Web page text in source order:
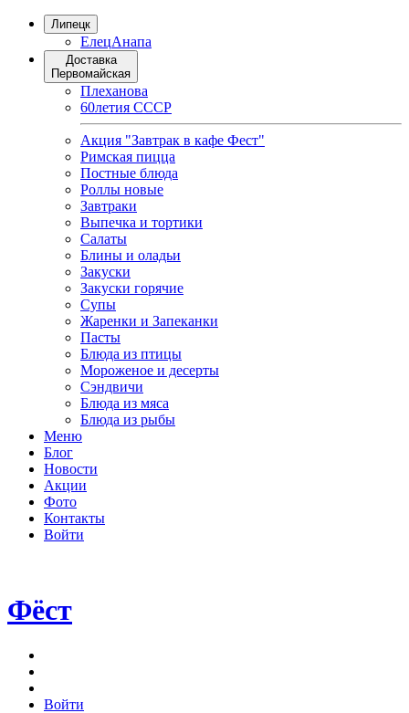
Липецк
ЕлецАнапа
Доставка
Первомайская
Плеханова
60летия СССР
Акция "Завтрак в кафе Фест"
Римская пицца
Постные блюда
Роллы новые
Завтраки
Выпечка и тортики
Салаты
Блины и оладьи
Закуски
Закуски горячие
Супы
Жаренки и Запеканки
Пасты
Блюда из птицы
Мороженое и десерты
Сэндвичи
Блюда из мяса
Блюда из рыбы
Меню
Блог
Новости
Акции
Фото
Контакты
Войти
Фёст
Войти